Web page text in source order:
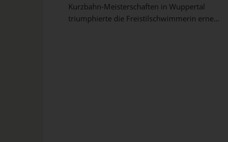
Kurzbahn-Meisterschaften in Wuppertal
triumphierte die Freistilschwimmerin erneut.